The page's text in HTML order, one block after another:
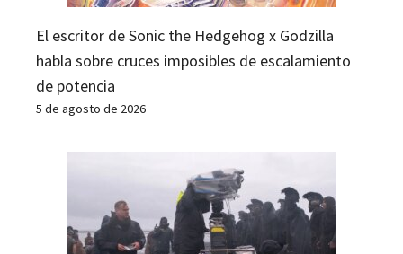
El escritor de Sonic the Hedgehog x Godzilla
habla sobre cruces imposibles de escalamiento
de potencia
5 de agosto de 2026